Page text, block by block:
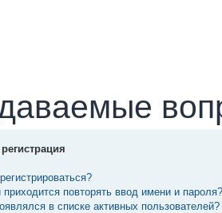
повторять ввод имени и пароля?
в списке активных пользователей?